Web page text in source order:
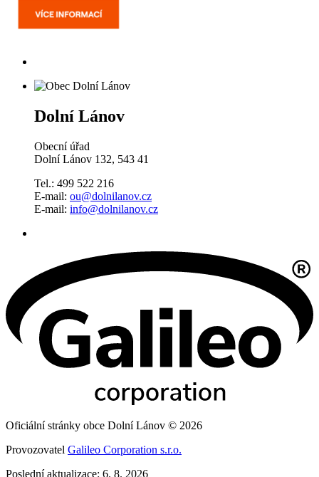
Dolní Lánov
Obecní úřad
Dolní Lánov 132, 543 41
Tel.: 499 522 216
E-mail: ou@dolnilanov.cz
E-mail: info@dolnilanov.cz
Oficiální stránky obce Dolní Lánov © 2026
Provozovatel Galileo Corporation s.r.o.
Poslední aktualizace: 6. 8. 2026